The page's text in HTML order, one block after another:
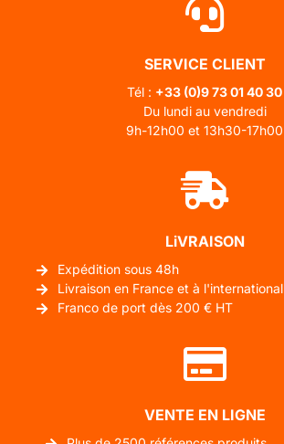
SERVICE CLIENT
Tél : +33 (0)9 73 01 40 30
Du lundi au vendredi
9h-12h00 et 13h30-17h00
LiVRAISON
Expédition sous 48h
Livraison en France et à l'international
Franco de port dès 200 € HT
VENTE EN LIGNE